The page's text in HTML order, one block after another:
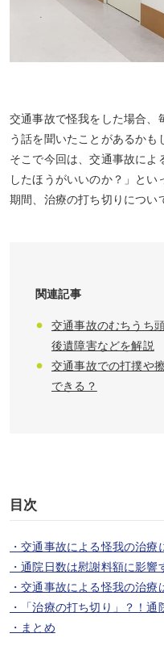
交通事故で怪我をした場合、
う話を聞いたことがあるかも
そこで今回は、交通事故によ
したほうがいいのか？」と
期間、治療の打ち切りについ
関連記事
交通事故のむちうち
後遺障害などを解説
交通事故での打撲や
できる？
目次
・交通事故による怪我の治
・通院日数は慰謝料額に影響
・交通事故による怪我の治
・「治療の打ち切り」？！通
・まとめ